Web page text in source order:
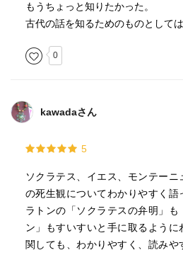
もうちょっと知りたかった。
古代の話を知るためのものとして
0
kawadaさん
5
ソクラテス、イエス、モンテー
の死生観についてわかりやすく
ラトンの「ソクラテスの弁明」も
ン」もすいすいと手に取るように
関しても、わかりやすく、読みや